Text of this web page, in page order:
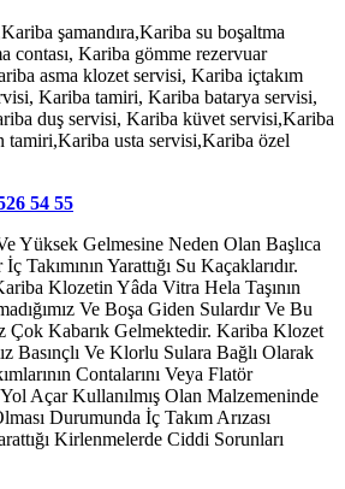
şamandıra,Kariba su boşaltma
contası, Kariba gömme rezervuar
asma klozet servisi, Kariba içtakım
Kariba tamiri, Kariba batarya servisi,
duş servisi, Kariba küvet servisi,Kariba
tamiri,Kariba usta servisi,Kariba özel
54 55
Yüksek Gelmesine Neden Olan Başlıca
Takımının Yarattığı Su Kaçaklarıdır.
Klozetin Yâda Vitra Hela Taşının
Ve Boşa Giden Sulardır Ve Bu
Çok Kabarık Gelmektedir. Kariba Klozet
Basınçlı Ve Klorlu Sulara Bağlı Olarak
Contalarını Veya Flatör
Yol Açar Kullanılmış Olan Malzemeninde
Durumunda İç Takım Arızası
Kirlenmelerde Ciddi Sorunları